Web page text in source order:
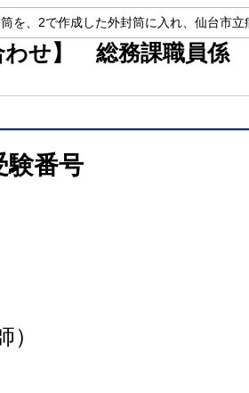
を、2で作成した外封筒に入れ、仙台市
わせ】 総務課職員係
験番号
）